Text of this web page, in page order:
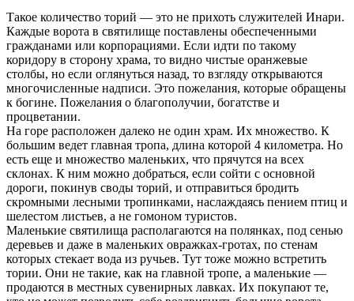
Такое количество торий — это не прихоть служителей Инари.
Каждые ворота в святилище поставлены обеспеченными
гражданами или корпорациями. Если идти по такому
коридору в сторону храма, то видно чистые оранжевые
столбы, но если оглянуться назад, то взгляду открываются
многочисленные надписи. Это пожелания, которые обращены
к богине. Пожелания о благополучии, богатстве и
процветании.
На горе расположен далеко не один храм. Их множество. К
большим ведет главная тропа, длина которой 4 километра. Но
есть еще и множество маленьких, что прячутся на всех
склонах. К ним можно добраться, если сойти с основной
дороги, покинув своды торий, и отправиться бродить
скромными лесными тропинками, наслаждаясь пением птиц и
шелестом листьев, а не гомоном туристов.
Маленькие святилища располагаются на полянках, под сенью
деревьев и даже в маленьких овражках-гротах, по стенам
которых стекает вода из ручьев. Тут тоже можно встретить
тории. Они не такие, как на главной тропе, а маленькие —
продаются в местных сувенирных лавках. Их покупают те,